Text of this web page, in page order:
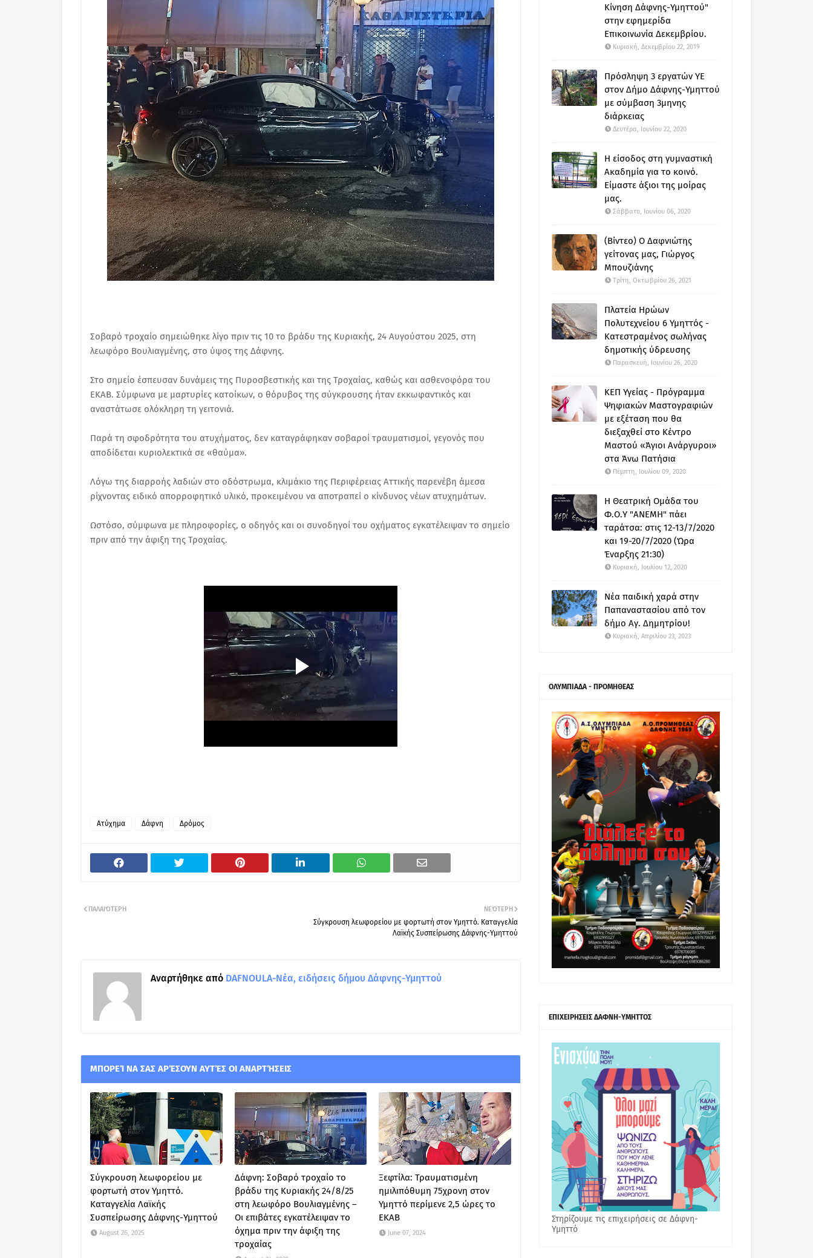
Σοβαρό τροχαίο σημειώθηκε λίγο πριν τις 10 το βράδυ της Κυριακής, 24 Αυγούστου 2025, στη
λεωφόρο Βουλιαγμένης, στο ύψος της Δάφνης.
Στο σημείο έσπευσαν δυνάμεις της Πυροσβεστικής και της Τροχαίας, καθώς και ασθενοφόρα του
ΕΚΑΒ. Σύμφωνα με μαρτυρίες κατοίκων, ο θόρυβος της σύγκρουσης ήταν εκκωφαντικός και
αναστάτωσε ολόκληρη τη γειτονιά.
Παρά τη σφοδρότητα του ατυχήματος, δεν καταγράφηκαν σοβαροί τραυματισμοί, γεγονός που
αποδίδεται κυριολεκτικά σε «θαύμα».
Λόγω της διαρροής λαδιών στο οδόστρωμα, κλιμάκιο της Περιφέρειας Αττικής παρενέβη άμεσα
ρίχνοντας ειδικό απορροφητικό υλικό, προκειμένου να αποτραπεί ο κίνδυνος νέων ατυχημάτων.
Ωστόσο, σύμφωνα με πληροφορίες, ο οδηγός και οι συνοδηγοί του οχήματος εγκατέλειψαν το σημείο
πριν από την άφιξη της Τροχαίας.
Ατύχημα Δάφνη Δρόμος
ΝΕΌΤΕΡΗ
Σύγκρουση λεωφορείου με φορτωτή στον Υμηττό. Καταγγελία
Λαϊκής Συσπείρωσης Δάφνης-Υμηττού
ΠΑΛΑΙΌΤΕΡΗ
Αναρτήθηκε από DAFNOULA-Νέα, ειδήσεις δήμου Δάφνης-Υμηττού
ΜΠΟΡΕΊ ΝΑ ΣΑΣ ΑΡΈΣΟΥΝ ΑΥΤΈΣ ΟΙ ΑΝΑΡΤΉΣΕΙΣ
Σύγκρουση λεωφορείου με
φορτωτή στον Υμηττό.
Καταγγελία Λαϊκής
Συσπείρωσης Δάφνης-Υμηττού
August 26, 2025
Δάφνη: Σοβαρό τροχαίο το
βράδυ της Κυριακής 24/8/25
στη λεωφόρο Βουλιαγμένης –
Οι επιβάτες εγκατέλειψαν το
όχημα πριν την άφιξη της
τροχαίας
Ξεφτίλα: Τραυματισμένη
ημιλιπόθυμη 75χρονη στον
Υμηττό περίμενε 2,5 ώρες το
ΕΚΑΒ
June 07, 2024
Κίνηση Δάφνης-Υμηττού"
στην εφημερίδα
Επικοινωνία Δεκεμβρίου.
Κυριακή, Δεκεμβρίου 22, 2019
Πρόσληψη 3 εργατών ΥΕ
στον Δήμο Δάφνης-Υμηττού
με σύμβαση 3μηνης
διάρκειας
Δευτέρα, Ιουνίου 22, 2020
Η είσοδος στη γυμναστική
Ακαδημία για το κοινό.
Είμαστε άξιοι της μοίρας
μας.
Σάββατο, Ιουνίου 06, 2020
(Βίντεο) Ο Δαφνιώτης
γείτονας μας, Γιώργος
Μπουζιάνης
Τρίτη, Οκτωβρίου 26, 2021
Πλατεία Ηρώων
Πολυτεχνείου 6 Υμηττός -
Κατεστραμένος σωλήνας
δημοτικής ύδρευσης
Παρασκευή, Ιουνίου 26, 2020
ΚΕΠ Υγείας - Πρόγραμμα
Ψηφιακών Μαστογραφιών
με εξέταση που θα
διεξαχθεί στο Κέντρο
Μαστού «Άγιοι Ανάργυροι»
στα Άνω Πατήσια
Πέμπτη, Ιουλίου 09, 2020
Η Θεατρική Ομάδα του
Φ.Ο.Υ "ΑΝΕΜΗ" πάει
ταράτσα: στις 12-13/7/2020
και 19-20/7/2020 (Ώρα
Έναρξης 21:30)
Κυριακή, Ιουλίου 12, 2020
Νέα παιδική χαρά στην
Παπαναστασίου από τον
δήμο Αγ. Δημητρίου!
Κυριακή, Απριλίου 23, 2023
ΟΛΥΜΠΙΑΔΑ - ΠΡΟΜΗΘΕΑΣ
ΕΠΙΧΕΙΡΗΣΕΙΣ ΔΑΦΝΗ-ΥΜΗΤΤΟΣ
Στηρίζουμε τις επιχειρήσεις σε Δάφνη-
Υμηττό